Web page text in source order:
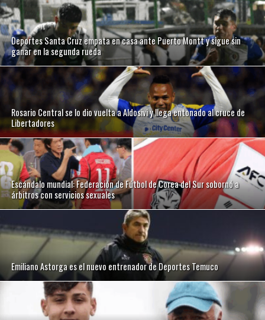
Deportes Santa Cruz empata en casa ante Puerto Montt y sigue sin
ganar en la segunda rueda
Rosario Central se lo dio vuelta a Aldosivi y llega entonado al cruce de
Libertadores
Escándalo mundial: Federación de Fútbol de Corea del Sur sobornó a
árbitros con servicios sexuales
Emiliano Astorga es el nuevo entrenador de Deportes Temuco